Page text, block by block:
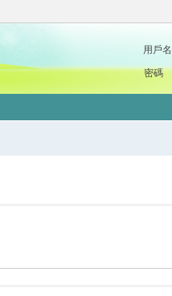
用戶名
密碼